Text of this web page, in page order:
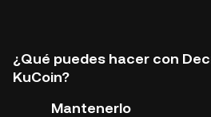
¿Qué puedes hacer con
KuCoin?
Mantenerlo